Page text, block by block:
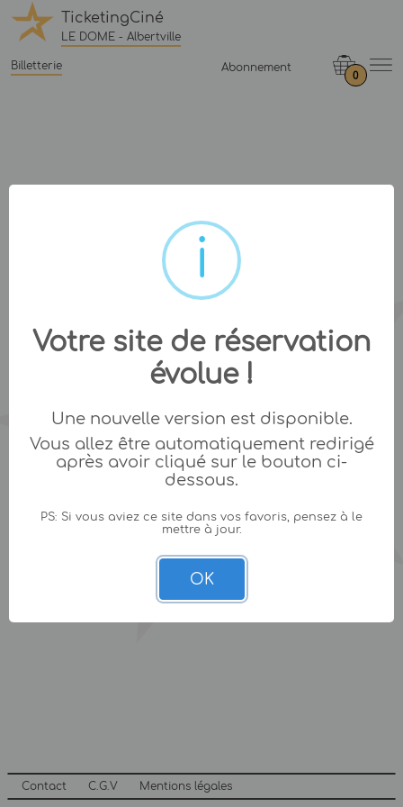
TicketingCiné
LE DOME - Albertville
Billetterie Abonnement
0
Contact C.G.V Mentions légales
Votre site de réservation
évolue !
Une nouvelle version est disponible.
Vous allez être automatiquement redirigé
après avoir cliqué sur le bouton ci-
dessous.
PS: Si vous aviez ce site dans vos favoris, pensez à le
mettre à jour.
OK